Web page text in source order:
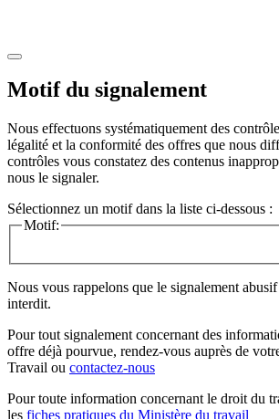
Motif du signalement
Nous effectuons systématiquement des
légalité et la conformité des offres que nous
contrôles vous constatez des contenus
nous le signaler.
Sélectionnez un motif dans la liste ci-dessous :
Motif:
Nous vous rappelons que le signalement
interdit.
Pour tout signalement concernant des
offre déjà pourvue, rendez-vous auprès de
Travail ou contactez-nous
Pour toute information concernant le droit du
les fiches pratiques du Ministère du travail